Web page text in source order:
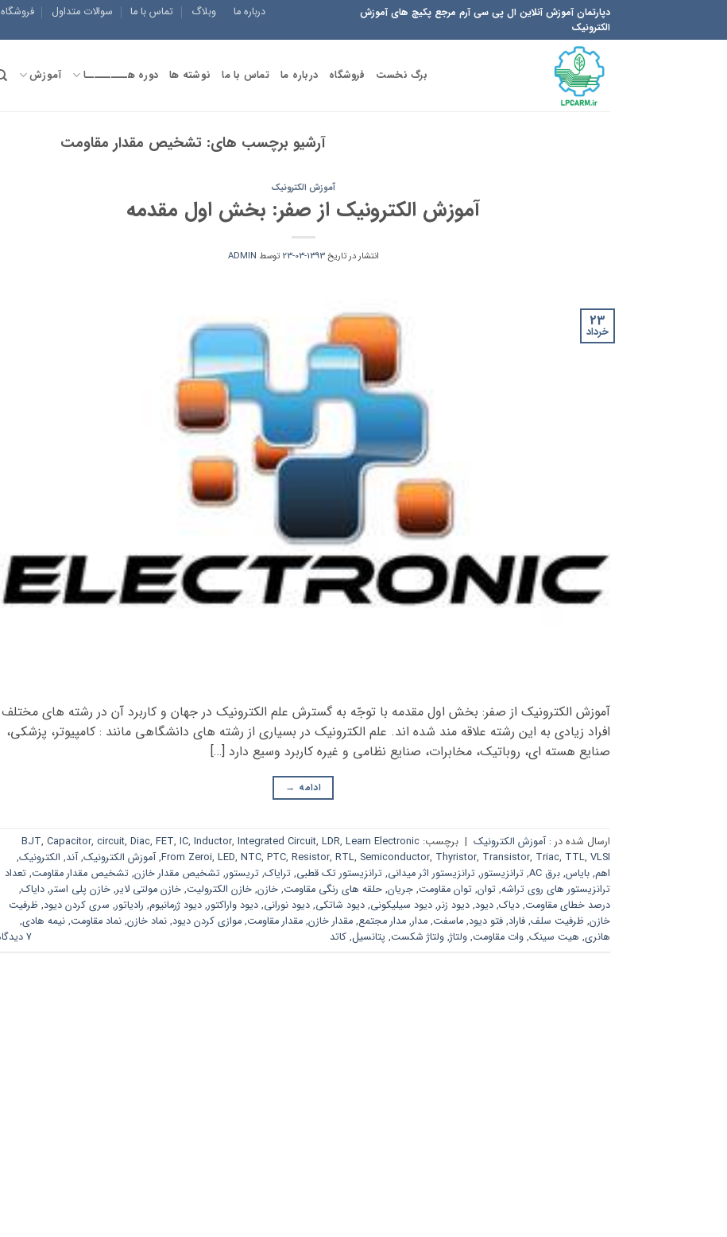
دپارتمان آموزش آنلاین ال پی سی آرم مرجع پکیچ های آموزش
الکترونیک
درباره ما وبلاگ تماس با ما سوالات متداول فروشگاه
برگ نخست فروشگاه درباره ما تماس با ما نوشته ها دوره هــــــــــا آموزش
آرشیو برچسب های: تشخیص مقدار مقاومت
آموزش الکترونیک
آموزش الکترونیک از صفر: بخش اول مقدمه
انتشار در تاریخ1393-03-23 توسط ADMIN
23
خرداد
آموزش الکترونیک از صفر: بخش اول مقدمه با توجّه به گسترش علم الکترونیک در جهان و کاربرد آن در رشته های مختلف
افراد زیادی به این رشته علاقه مند شده اند. علم الکترونیک در بسیاری از رشته های دانشگاهی مانند : کامپیوتر، پزشکی،
صنایع هسته ای، روباتیک، مخابرات، صنایع نظامی و غیره کاربرد وسیع دارد […]
ادامه →
ارسال شده در :آموزش الکترونیک | برچسب: BJT, Capacitor, circuit, Diac, FET, IC, Inductor, Integrated Circuit, LDR, Learn Electronic
From Zeroi, LED, NTC, PTC, Resistor, RTL, Semiconductor, Thyristor, Transistor, Triac, TTL, VLSI
,آموزش الکترونیک,آند, الکترونیک,
اهم, بایاس, برق AC , ترانزیستور, ترانزیستور اثر میدانی, ترانزیستور تک قطبی, ترایاک, تریستور, تشخیص مقدار خازن, تشخیص مقدار مقاومت, تعداد
ترانزیستور های روی تراشه, توان, توان مقاومت, جریان, حلقه های رنگی مقاومت, خازن, خازن الکترولیت, خازن مولتی لایر, خازن پلی استر, دایاک,
درصد خطای مقاومت, دیاک, دیود, دیود زنر, دیود سیلیکونی, دیود شاتکی, دیود نورانی, دیود واراکتور, دیود ژرمانیوم, رادیاتور, سری کردن دیود, ظرفیت
خازن, ظرفیت سلف, فاراد, فتو دیود, ماسفت, مدار, مدار مجتمع, مقدار خازن, مقدار مقاومت, موازی کردن دیود, نماد خازن, نماد مقاومت, نیمه هادی,
هانری, هیت سینک, وات مقاومت, ولتاژ, ولتاژ شکست, پتانسیل, کاتد 7 دیدگاه